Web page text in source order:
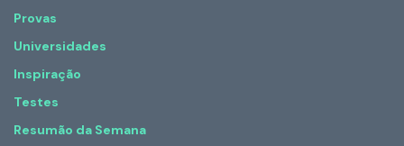
Provas
Universidades
Inspiração
Testes
Resumão da Semana